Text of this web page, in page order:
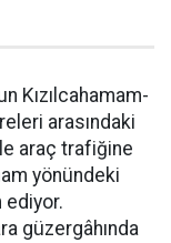
Kızılcahamam-
arasındaki
araç trafiğine
yönündeki
ediyor.
güzergâhında